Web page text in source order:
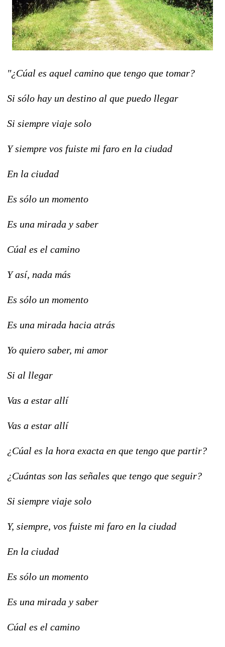
"¿Cúal es aquel camino que tengo que tomar?
Si sólo hay un destino al que puedo llegar
Si siempre viaje solo
Y siempre vos fuiste mi faro en la ciudad
En la ciudad
Es sólo un momento
Es una mirada y saber
Cúal es el camino
Y así, nada más
Es sólo un momento
Es una mirada hacia atrás
Yo quiero saber, mi amor
Si al llegar
Vas a estar allí
Vas a estar allí
¿Cúal es la hora exacta en que tengo que partir?
¿Cuántas son las señales que tengo que seguir?
Si siempre viaje solo
Y, siempre, vos fuiste mi faro en la ciudad
En la ciudad
Es sólo un momento
Es una mirada y saber
Cúal es el camino